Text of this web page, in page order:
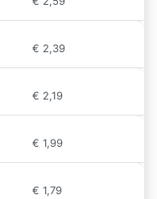
€ 2,39
€ 2,19
€ 1,99
€ 1,79